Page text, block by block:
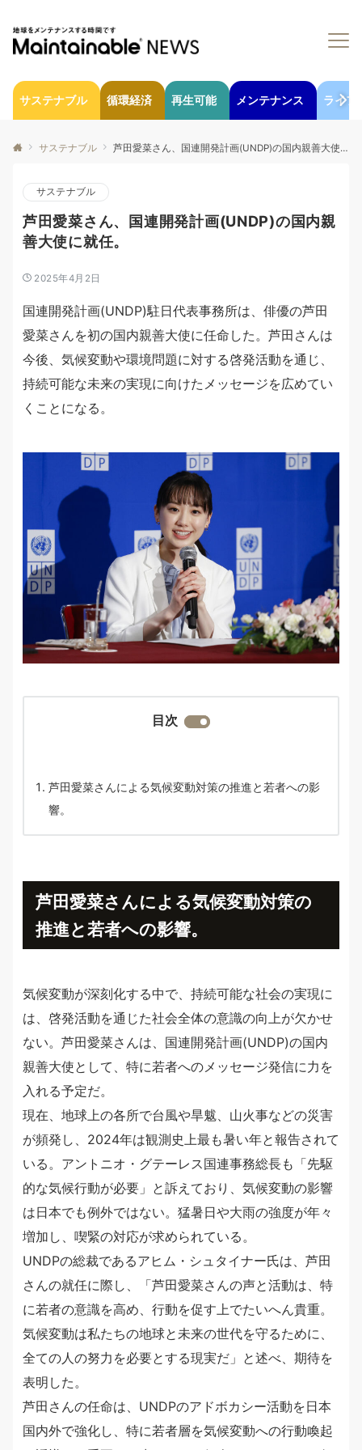
サステナブル 循環経済 再生可能 メンテナンス ライフ
サステナブル 芦田愛菜さん、国連開発計画(UNDP)の国内親善大使に就任。
サステナブル
芦田愛菜さん、国連開発計画(UNDP)の国内親
善大使に就任。
2025年4月2日
国連開発計画(UNDP)駐日代表事務所は、俳優の芦田
愛菜さんを初の国内親善大使に任命した。芦田さんは
今後、気候変動や環境問題に対する啓発活動を通じ、
持続可能な未来の実現に向けたメッセージを広めてい
くことになる。
目次
芦田愛菜さんによる気候変動対策の推進と若者への影
響。
芦田愛菜さんによる気候変動対策の
推進と若者への影響。
気候変動が深刻化する中で、持続可能な社会の実現に
は、啓発活動を通じた社会全体の意識の向上が欠かせ
ない。芦田愛菜さんは、国連開発計画(UNDP)の国内
親善大使として、特に若者へのメッセージ発信に力を
入れる予定だ。
現在、地球上の各所で台風や旱魃、山火事などの災害
が頻発し、2024年は観測史上最も暑い年と報告されて
いる。アントニオ・グテーレス国連事務総長も「先駆
的な気候行動が必要」と訴えており、気候変動の影響
は日本でも例外ではない。猛暑日や大雨の強度が年々
増加し、喫緊の対応が求められている。
UNDPの総裁であるアヒム・シュタイナー氏は、芦田
さんの就任に際し、「芦田愛菜さんの声と活動は、特
に若者の意識を高め、行動を促す上でたいへん貴重。
気候変動は私たちの地球と未来の世代を守るために、
全ての人の努力を必要とする現実だ」と述べ、期待を
表明した。
芦田さんの任命は、UNDPのアドボカシー活動を日本
国内外で強化し、特に若者層を気候変動への行動喚起